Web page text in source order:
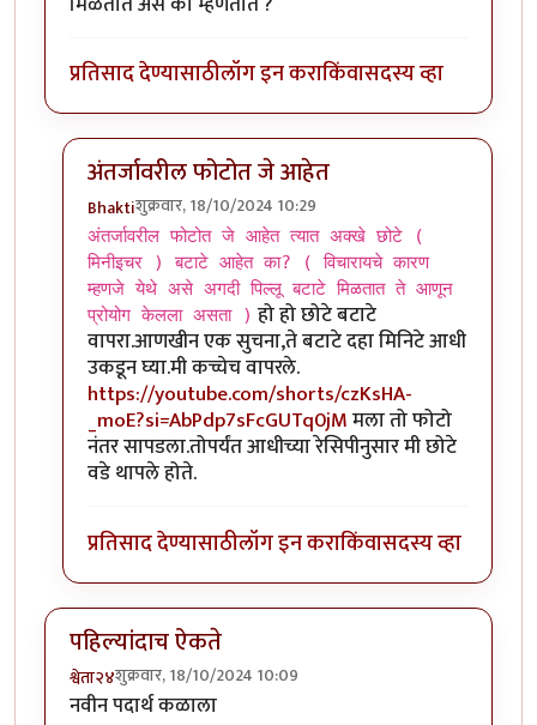
प्रतिसाद देण्यासाठीलॉग इन कराकिंवासदस्य व्हा
अंतर्जावरील फोटोत जे आहेत
Bhaktiशुक्रवार, 18/10/2024 10:29
In reply toभक्तीजी तुम्ही FOOD FATAFAT by
अंतर्जावरील फोटोत जे आहेत त्यात अक्खे छोटे (
मिनीइचर ) बटाटे आहेत का? ( विचारायचे कारण
म्हणजे येथे असे अगदी पिल्लू बटाटे मिळतात ते आणून
प्रोयोग केलला असता ) हो हो छोटे बटाटे
वापरा.आणखीन एक सुचना,ते बटाटे दहा मिनिटे आधी
उकडून घ्या.मी कच्चेच वापरले.
https://youtube.com/shorts/czKsHA-
_moE?si=AbPdp7sFcGUTq0jMमला तो फोटो
नंतर सापडला.तोपर्यंत आधीच्या रेसिपीनुसार मी छोटे
वडे थापले होते.
प्रतिसाद देण्यासाठीलॉग इन कराकिंवासदस्य व्हा
पहिल्यांदाच ऐकते
श्वेता२४शुक्रवार, 18/10/2024 10:09
नवीन पदार्थ कळाला